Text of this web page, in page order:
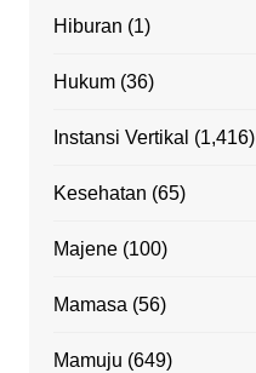
Hiburan (1)
Hukum(36)
Instansi Vertikal (1,416)
Kesehatan (65)
Majene(100)
Mamasa (56)
Mamuju (649)